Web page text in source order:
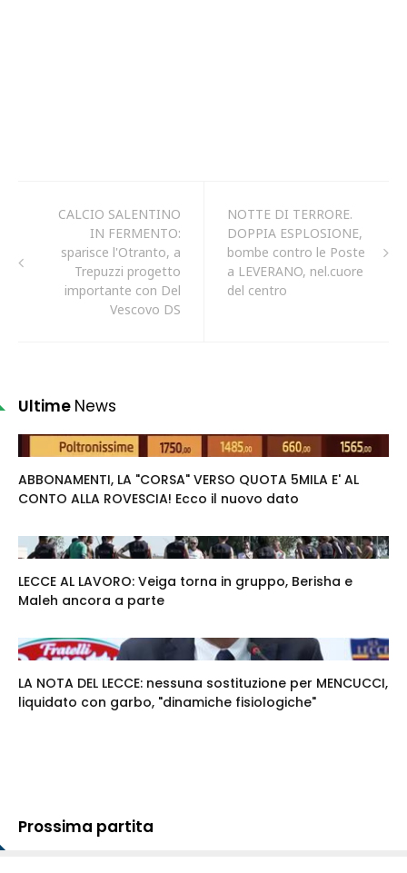
CALCIO SALENTINO
IN FERMENTO:
sparisce l'Otranto, a
Trepuzzi progetto
importante con Del
Vescovo DS
NOTTE DI TERRORE.
DOPPIA ESPLOSIONE,
bombe contro le Poste
a LEVERANO, nel.cuore
del centro
Ultime News
ABBONAMENTI, LA "CORSA" VERSO QUOTA 5MILA E' AL
CONTO ALLA ROVESCIA! Ecco il nuovo dato
LECCE AL LAVORO: Veiga torna in gruppo, Berisha e
Maleh ancora a parte
LA NOTA DEL LECCE: nessuna sostituzione per MENCUCCI,
liquidato con garbo, "dinamiche fisiologiche"
Prossima partita